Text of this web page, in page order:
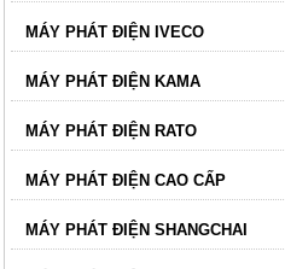
MÁY PHÁT ĐIỆN IVECO
MÁY PHÁT ĐIỆN KAMA
MÁY PHÁT ĐIỆN RATO
MÁY PHÁT ĐIỆN CAO CẤP
MÁY PHÁT ĐIỆN SHANGCHAI